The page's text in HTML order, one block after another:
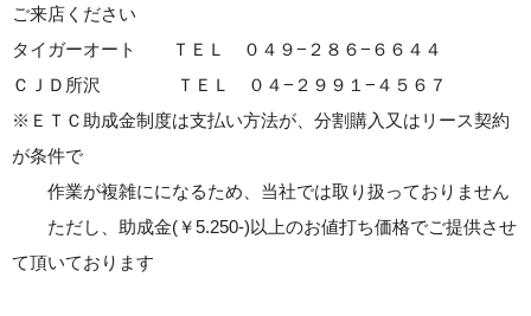
ご来店ください
タイガーオート ＴＥＬ ０４９−２８６−６６４４
ＣＪＤ所沢 ＴＥＬ ０４−２９９１−４５６７
※ＥＴＣ助成金制度は支払い方法が、分割購入又はリース契約
が条件で
作業が複雑にになるため、当社では取り扱っておりません
ただし、助成金(￥5.250-)以上のお値打ち価格でご提供させ
て頂いております